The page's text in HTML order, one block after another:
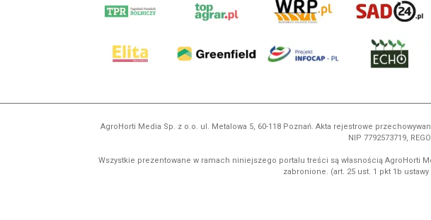
AgroHorti Media Sp. z o.o. ul. Metalowa 5, 60-118 Poznań. Akta rejestrowe
NIP 7792573719,
Wszystkie prezentowane w ramach niniejszego portalu treści są własnością
zabronione. (art. 25 ust. 1 pkt 1b